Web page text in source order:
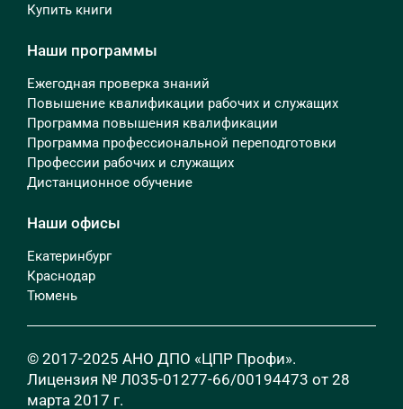
Купить книги
Наши программы
Ежегодная проверка знаний
Повышение квалификации рабочих и служащих
Программа повышения квалификации
Программа профессиональной переподготовки
Профессии рабочих и служащих
Дистанционное обучение
Наши офисы
Екатеринбург
Краснодар
Тюмень
© 2017-2025 АНО ДПО «ЦПР Профи».
Лицензия № Л035-01277-66/00194473 от 28
марта 2017 г.